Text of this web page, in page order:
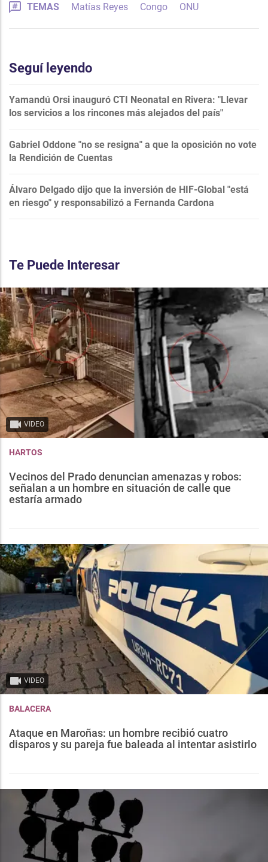
TEMAS Matías Reyes Congo ONU
Seguí leyendo
Yamandú Orsi inauguró CTI Neonatal en Rivera: "Llevar
los servicios a los rincones más alejados del país"
Gabriel Oddone "no se resigna" a que la oposición no vote
la Rendición de Cuentas
Álvaro Delgado dijo que la inversión de HIF-Global "está
en riesgo" y responsabilizó a Fernanda Cardona
Te Puede Interesar
VIDEO
HARTOS
Vecinos del Prado denuncian amenazas y robos:
señalan a un hombre en situación de calle que
estaría armado
VIDEO
BALACERA
Ataque en Maroñas: un hombre recibió cuatro
disparos y su pareja fue baleada al intentar asistirlo